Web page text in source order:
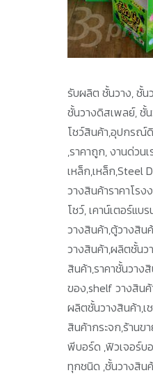
รับผลิต ชั้นวาง, ชั้
ชั้นวางดิสเพลย์, ชั้
โชว์สินค้า,อุปกรณ์
,ราคาถูก, งานด่ว
เหล็ก,เหล็ก,Steel
วางสินค้าราคาโร
โชว์, เคาน์เตอร์แ
วางสินค้า,ตู้วางสิน
วางสินค้า,ผลิตชั้นว
สินค้า,ราคาชั้นวาง
ของ,shelf วางสินค้
ผลิตชั้นวางสินค้า,เ
สินค้ากระจก,ร้านข
พีบอร์ด ,ฟิวเจอร์บ
ทุกชนิด ,ชั้นวางสิน